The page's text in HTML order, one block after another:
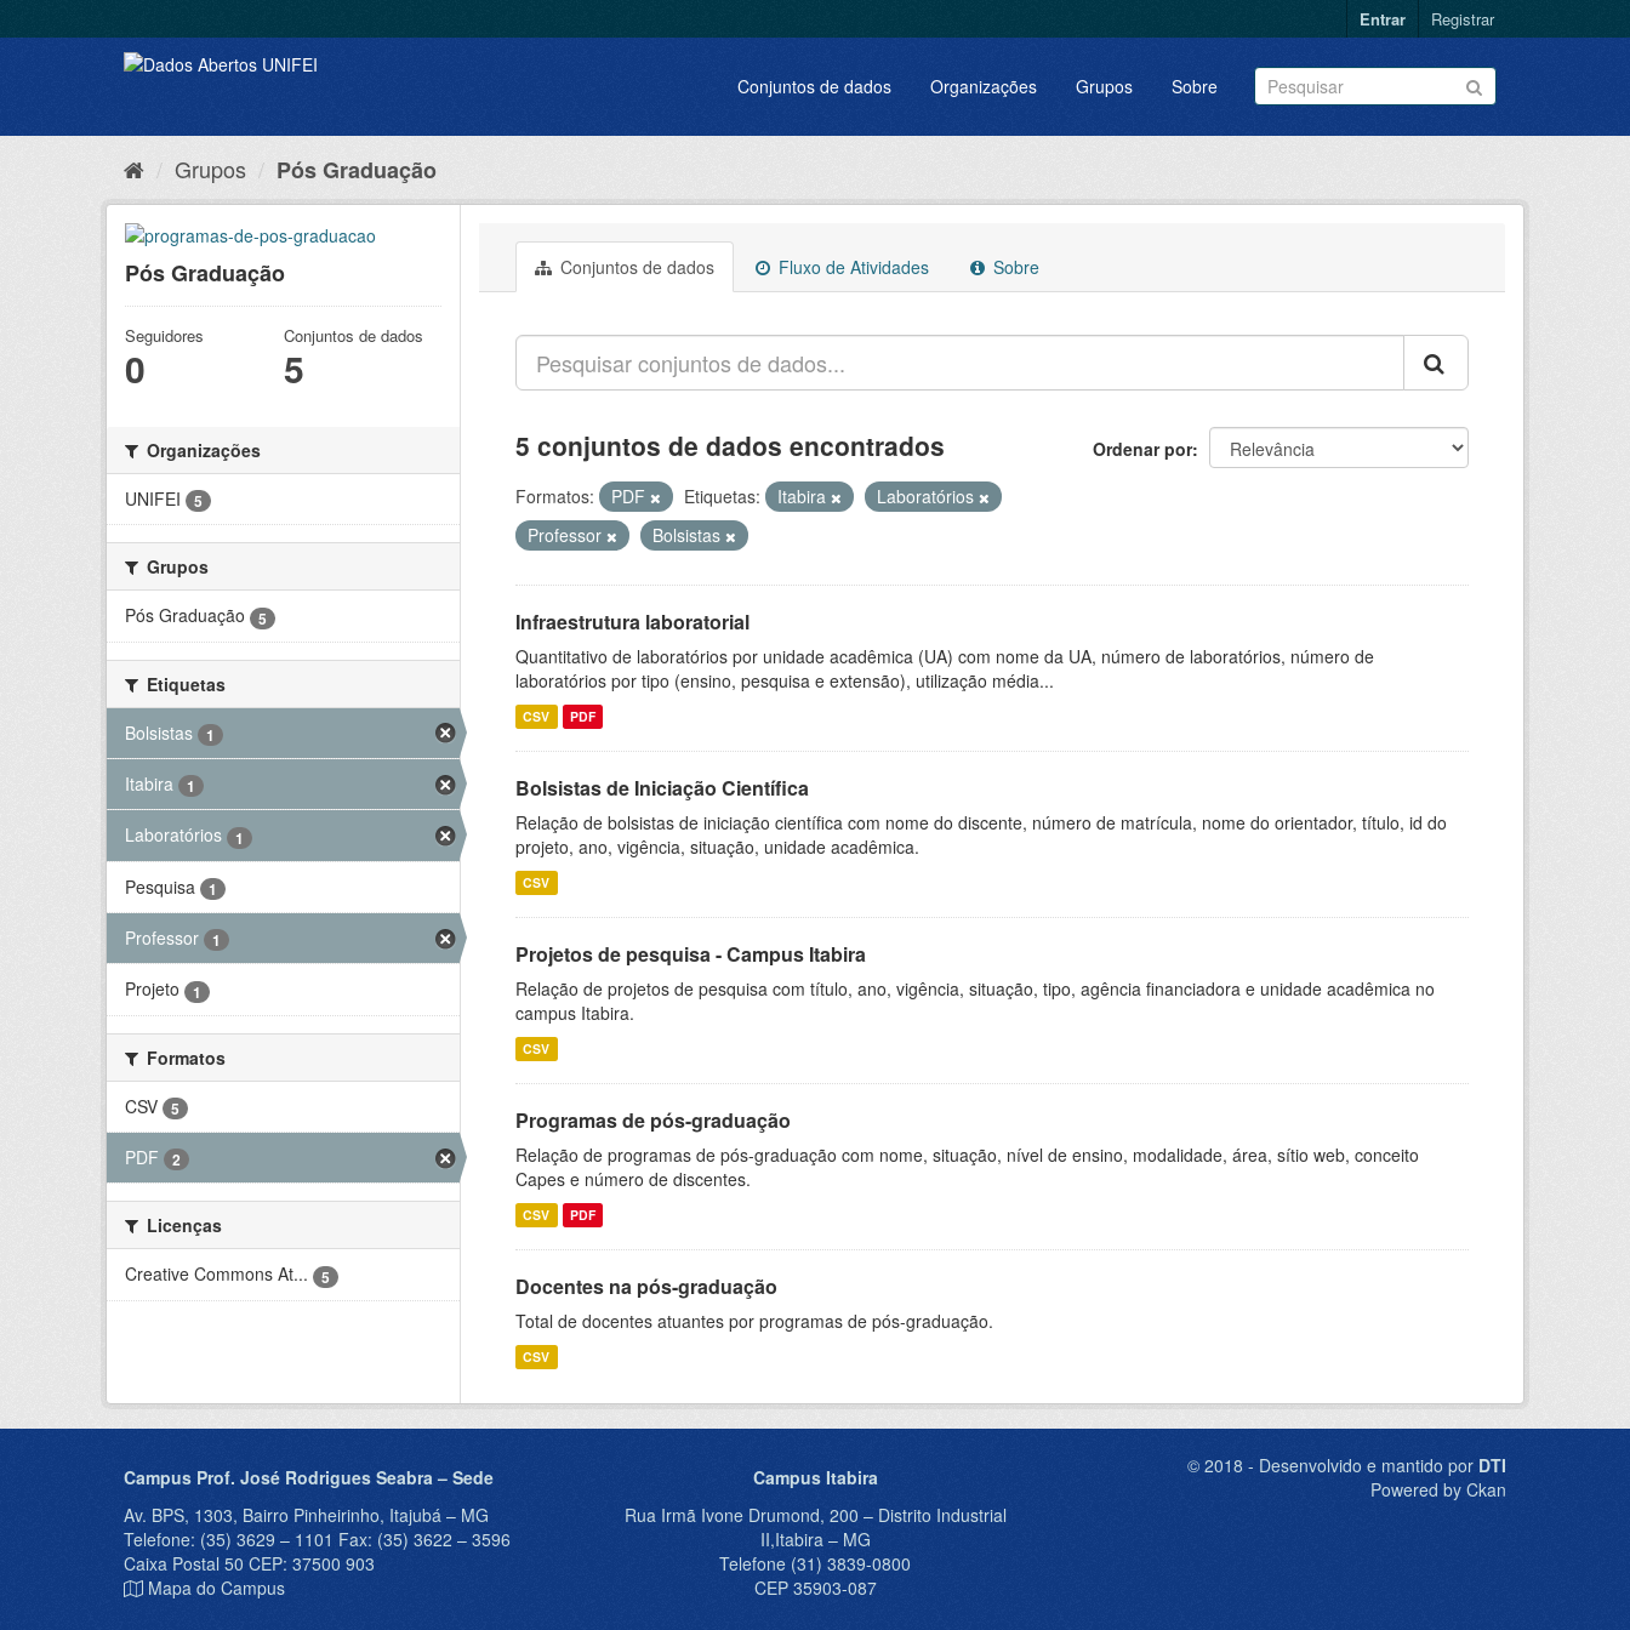
Entrar Registrar
Conjuntos de dados Organizações Grupos Sobre
Grupos Pós Graduação
Pós Graduação
Seguidores
0
Conjuntos de dados
5
Organizações
UNIFEI
5
Grupos
Pós Graduação
5
Etiquetas
Bolsistas
1
Itabira 1
Laboratórios 1
Pesquisa 1
Professor 1
Projeto 1
Formatos
CSV
5
PDF 2
Licenças
Creative Commons At...
5
Conjuntos de dados Fluxo de Atividades Sobre
Ordenar por
5 conjuntos de dados encontrados
Formatos: PDF Etiquetas: Itabira
Laboratórios
Professor
Bolsistas
Infraestrutura laboratorial
Quantitativo de laboratórios por unidade acadêmica (UA) com nome da UA, número de laboratórios, número de
laboratórios por tipo (ensino, pesquisa e extensão), utilização média...
CSV PDF
Bolsistas de Iniciação Científica
Relação de bolsistas de iniciação científica com nome do discente, número de matrícula, nome do orientador, título, id do
projeto, ano, vigência, situação, unidade acadêmica.
CSV
Projetos de pesquisa - Campus Itabira
Relação de projetos de pesquisa com título, ano, vigência, situação, tipo, agência financiadora e unidade acadêmica no
campus Itabira.
CSV
Programas de pós-graduação
Relação de programas de pós-graduação com nome, situação, nível de ensino, modalidade, área, sítio web, conceito
Capes e número de discentes.
CSV PDF
Docentes na pós-graduação
Total de docentes atuantes por programas de pós-graduação.
CSV
Campus Prof. José Rodrigues Seabra – Sede
Av. BPS, 1303, Bairro Pinheirinho, Itajubá – MG
Telefone: (35) 3629 – 1101 Fax: (35) 3622 – 3596
Caixa Postal 50 CEP: 37500 903
Mapa do Campus
Campus Itabira
Rua Irmã Ivone Drumond, 200 – Distrito Industrial
II,Itabira – MG
Telefone (31) 3839-0800
CEP 35903-087
© 2018 - Desenvolvido e mantido por DTI
Powered by Ckan